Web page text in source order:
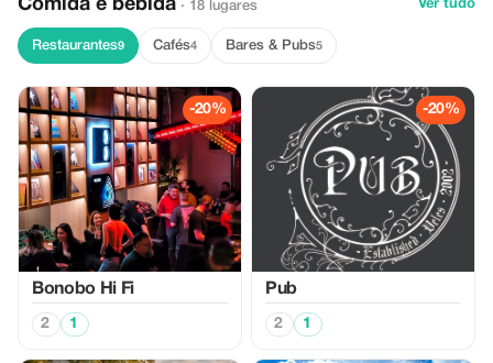
Comida e bebida · 18 lugares Ver tudo
Restaurantes9 Cafés4 Bares & Pubs5
-20%
Bonobo Hi Fi
2 1
-20%
Pub
2 1